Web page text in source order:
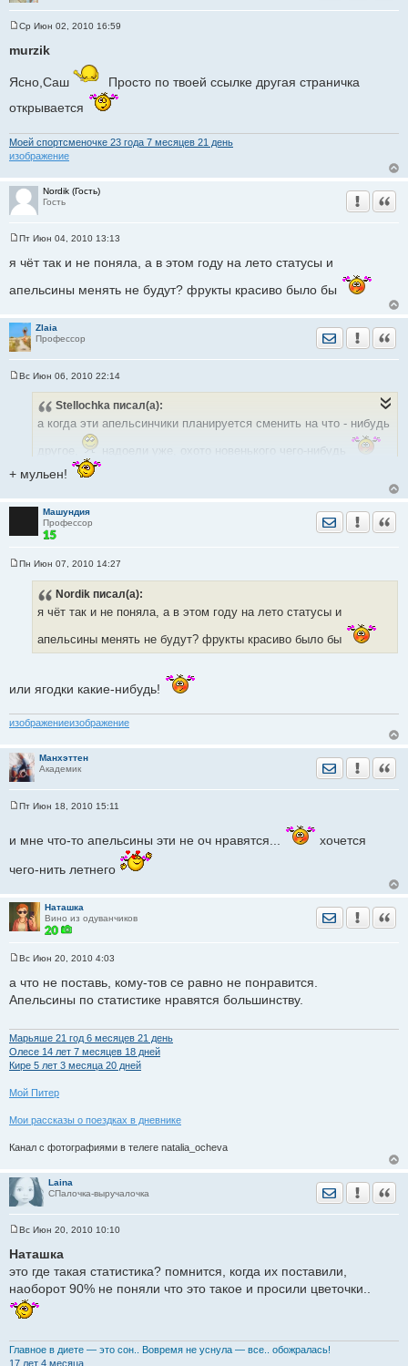
о
е
и
Ср Июн 02, 2010 16:59
murzik
Ясно,Саш
Просто по твоей ссылке другая страничка
открывается
Моей спортсменочке 23 годa 7 месяцев 21 день
изображение
Nordik (Гость)
Гость
о
щ
и
е
Пт Июн 04, 2010 13:13
я чёт так и не поняла, а в этом году на лето статусы и
апельсины менять не будут? фрукты красиво было бы
Zlaia
Профессор
Отправить
е
Вс Июн 06, 2010 22:14
Stellochka писал(а):
а когда эти апельсинчики планируется сменить на что - нибудь
другое,
надоели уже, охото новенького чего-нибудь
+ мульен!
Машундия
Профессор
Отправить
Пн Июн 07, 2010 14:27
Nordik писал(а):
я чёт так и не поняла, а в этом году на лето статусы и
апельсины менять не будут? фрукты красиво было бы
или ягодки какие-нибудь!
изображениеизображение
Манхэттен
Академик
Отправить
б
е
е
Пт Июн 18, 2010 15:11
и мне что-то апельсины эти не оч нравятся...
хочется
чего-нить летнего
Наташка
Вино из одуванчиков
Отправить
о
б
н
и
е
Вс Июн 20, 2010 4:03
а что не поставь, кому-тов се равно не понравится.
Апельсины по статистике нравятся большинству.
Марьяше 21 год 6 месяцев 21 день
Олесе 14 лет 7 месяцев 18 дней
Кире 5 лет 3 месяца 20 дней
Мой Питер
Мои рассказы о поездках в дневнике
Канал с фотографиями в телеге natalia_ocheva
Laina
СПалочка-выручалочка
Отправить
о
б
е
н
и
Вс Июн 20, 2010 10:10
Наташка
это где такая статистика? помнится, когда их поставили,
наоборот 90% не поняли что это такое и просили цветочки..
Главное в диете — это сон.. Вовремя не уснула — все.. обожралась!
17 лет 4 месяца